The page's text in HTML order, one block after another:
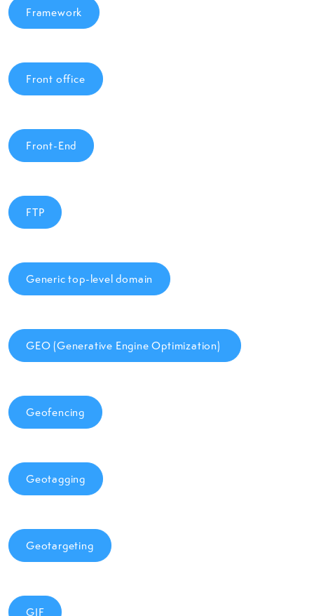
Framework
Front office
Front-End
FTP
Generic top-level domain
GEO (Generative Engine Optimization)
Geofencing
Geotagging
Geotargeting
GIF